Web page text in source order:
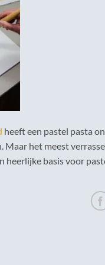
heeft een pastel pasta
het meest
heerlijke basis voor